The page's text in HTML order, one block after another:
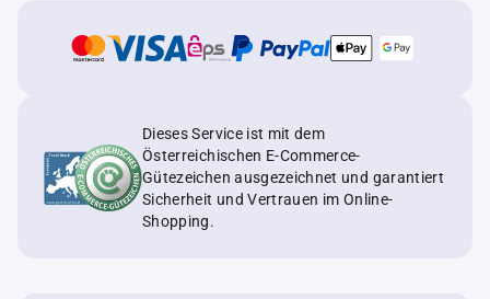
Dieses Service ist mit dem
Österreichischen E-Commerce-
Gütezeichen ausgezeichnet und garantiert
Sicherheit und Vertrauen im Online-
Shopping.